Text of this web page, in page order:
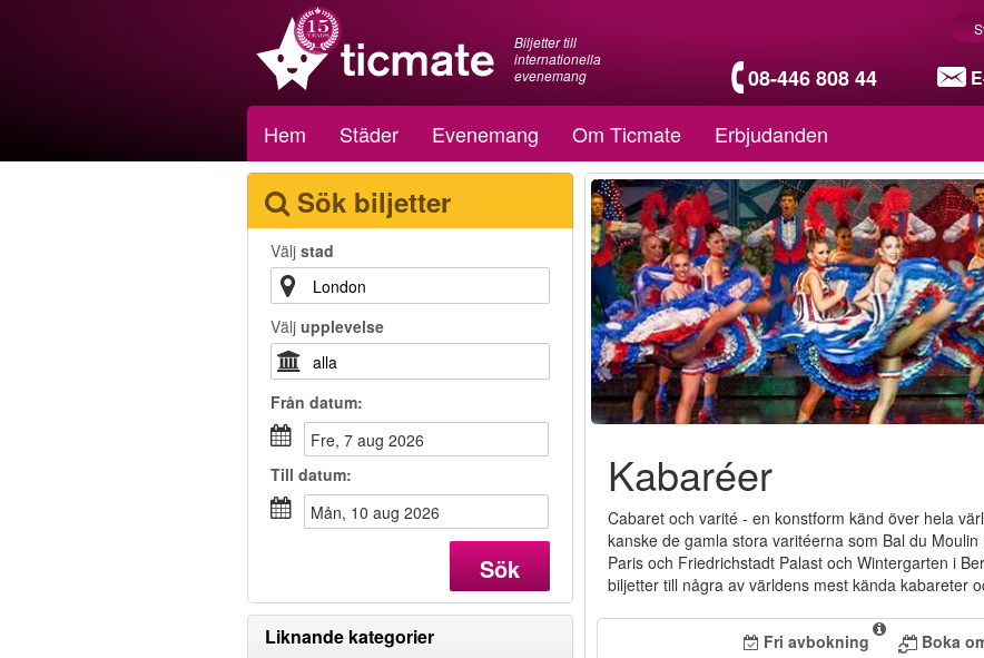
Biljetter till
internationella
evenemang
08-446 808 44
Hem Städer Evenemang Om Ticmate Erbjudanden
Sök biljetter
Välj stad
Välj upplevelse
Från datum:
fre, 7 aug 2026
Till datum:
mån, 10 aug 2026
Sök
Liknande kategorier
Kabaréer
Cabaret och varité - en konstform känd över hela
kanske de gamla stora varitéerna som Bal du
Paris och Friedrichstadt Palast och Wintergarten i
biljetter till några av världens mest kända kabareter
Fri avbokning Boka